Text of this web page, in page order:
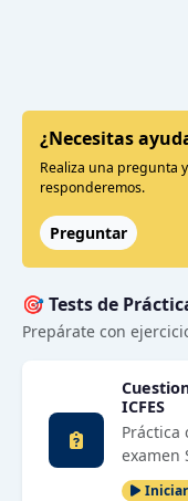
¿Necesitas
Realiza una pregunta
responderemos.
Preguntar
🎯 Tests de
Prepárate con
ICFES
examen